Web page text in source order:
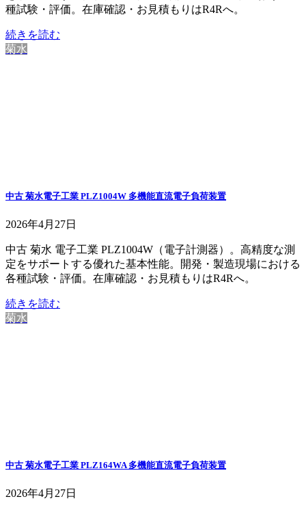
種試験・評価。在庫確認・お見積もりはR4Rへ。
続きを読む
菊水
中古 菊水電子工業 PLZ1004W 多機能直流電子負荷装置
2026年4月27日
中古 菊水 電子工業 PLZ1004W（電子計測器）。高精度な測
定をサポートする優れた基本性能。開発・製造現場における
各種試験・評価。在庫確認・お見積もりはR4Rへ。
続きを読む
菊水
中古 菊水電子工業 PLZ164WA 多機能直流電子負荷装置
2026年4月27日